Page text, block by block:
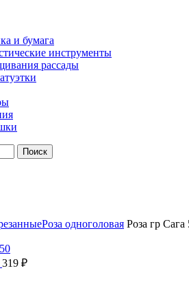
и бумага
инструменты
рассады
Поиск
Роза одноголовая Роза гр Сага
319 ₽